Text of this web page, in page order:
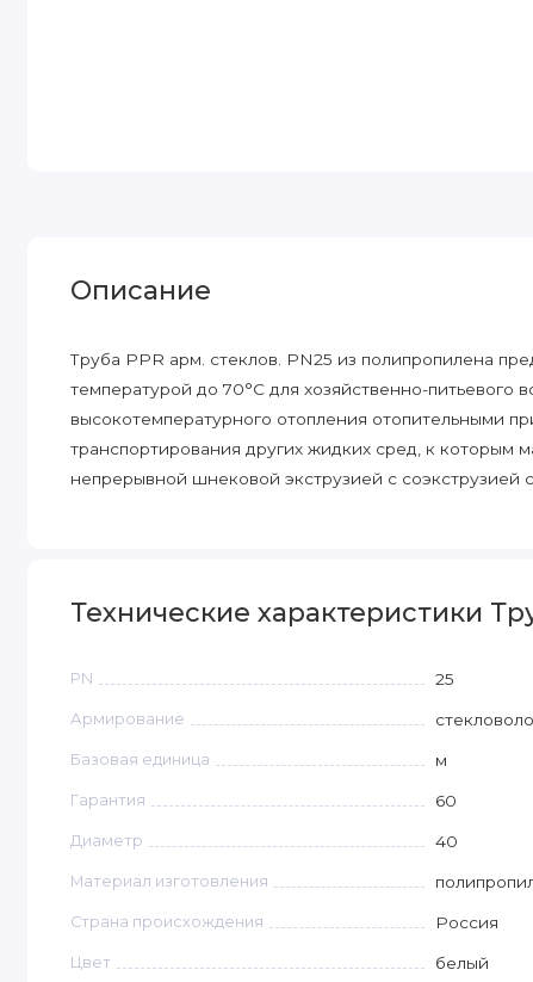
Описание
Труба PPR арм. стеклов. PN25 из полипропилена
температурой до 70°С для хозяйственно-питьевого
высокотемпературного отопления отопительными
транспортирования других жидких сред, к которым
непрерывной шнековой экструзией с соэкструзией
Технические характеристики
PN 25
Армирование
Базовая единица м
Гарантия 60
Диаметр 40
Материал изготовления
Страна происхождения Россия
Цвет белый